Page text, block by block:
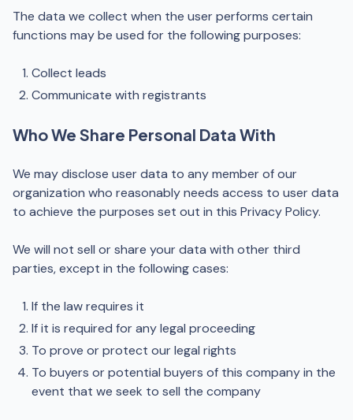
The data we collect when the user performs certain
functions may be used for the following purposes:
Collect leads
Communicate with registrants
Who We Share Personal Data With
We may disclose user data to any member of our
organization who reasonably needs access to user data
to achieve the purposes set out in this Privacy Policy.
We will not sell or share your data with other third
parties, except in the following cases:
If the law requires it
If it is required for any legal proceeding
To prove or protect our legal rights
To buyers or potential buyers of this company in the
event that we seek to sell the company